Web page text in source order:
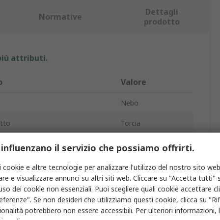
Normative
Dettagli
prodotto
attributi.
Valore
Nebo
Torcia
Micro-USB
LED
2000lm
il servizio che possiamo offrirti.
cookie e altre tecnologie per analizzare l'utilizzo del nostro sito
e visualizzare annunci su altri siti web. Cliccare su "Accetta tutti"
dei cookie non essenziali. Puoi scegliere quali cookie accettare
Se non desideri che utilizziamo questi cookie, clicca su
potrebbero non essere accessibili. Per ulteriori informazioni,